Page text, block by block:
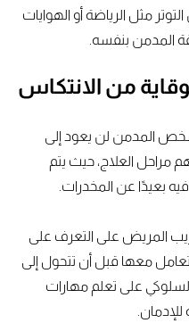
مثل الرياضة أو الهوايات
المدمن بنفسه.
من الانتكاس
المدمن لن يعود إلى
العلاج، حيث يتم
بعيدًا عن المخدرات.
المريض على التعرف على
معها قبل أن تتحول إلى
على تعلم مهارات